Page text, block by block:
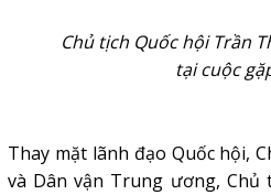
Chủ tịch Quốc hội Trần
tại cuộc
Thay mặt lãnh đạo Quốc hội,
và Dân vận Trung ương, Chủ